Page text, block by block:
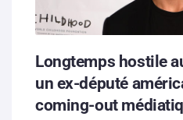
Longtemps hostile
un ex-député
coming-out